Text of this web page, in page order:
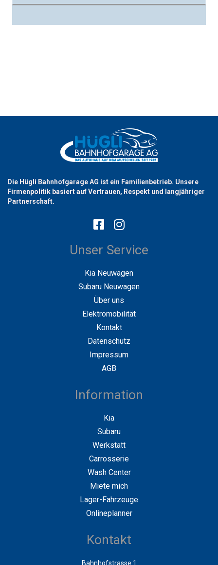
Die Hügli Bahnhofgarage AG ist ein Familienbetrieb. Unsere
Firmenpolitik basiert auf Vertrauen, Respekt und langjähriger
Partnerschaft.
Unser Service
Kia Neuwagen
Subaru Neuwagen
Über uns
Elektromobilität
Kontakt
Datenschutz
Impressum
AGB
Information
Kia
Subaru
Werkstatt
Carrosserie
Wash Center
Miete mich
Lager-Fahrzeuge
Onlineplanner
Kontakt
Bahnhofstrasse 1